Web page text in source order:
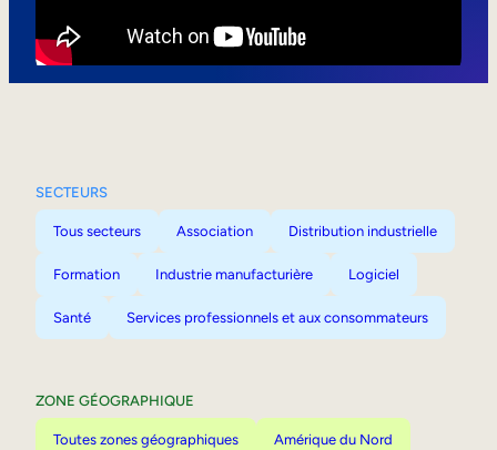
SECTEURS
Tous secteurs Association Distribution industrielle
Formation Industrie manufacturière Logiciel
Santé Services professionnels et aux consommateurs
ZONE GÉOGRAPHIQUE
Toutes zones géographiques Amérique du Nord